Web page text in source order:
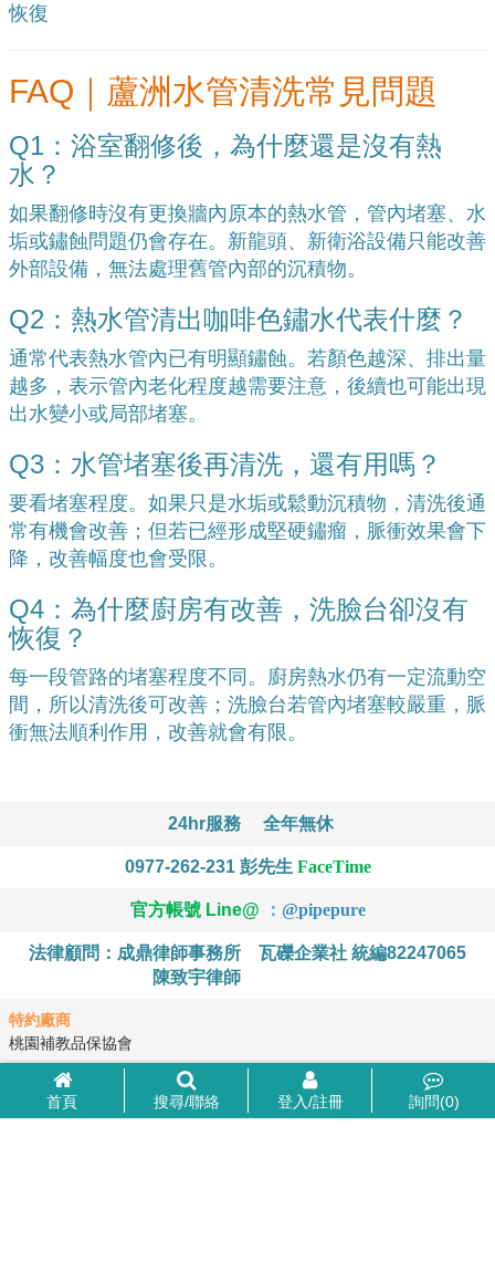
首頁 搜尋/聯絡 登入/註冊 詢問(0)
恢復
FAQ｜蘆洲水管清洗常見問題
Q1：浴室翻修後，為什麼還是沒有熱
水？
如果翻修時沒有更換牆內原本的熱水管，管內堵塞、水
垢或鏽蝕問題仍會存在。新龍頭、新衛浴設備只能改善
外部設備，無法處理舊管內部的沉積物。
Q2：熱水管清出咖啡色鏽水代表什麼？
通常代表熱水管內已有明顯鏽蝕。若顏色越深、排出量
越多，表示管內老化程度越需要注意，後續也可能出現
出水變小或局部堵塞。
Q3：水管堵塞後再清洗，還有用嗎？
要看堵塞程度。如果只是水垢或鬆動沉積物，清洗後通
常有機會改善；但若已經形成堅硬鏽瘤，脈衝效果會下
降，改善幅度也會受限。
Q4：為什麼廚房有改善，洗臉台卻沒有
恢復？
每一段管路的堵塞程度不同。廚房熱水仍有一定流動空
間，所以清洗後可改善；洗臉台若管內堵塞較嚴重，脈
衝無法順利作用，改善就會有限。
24hr服務 全年無休
0977-262-231 彭先生 FaceTime
官方帳號 Line@ ： @pipepure
法律顧問：成鼎律師事務所
陳致宇律師
瓦礫企業社 統編82247065
特約廠商
桃園補教品保協會